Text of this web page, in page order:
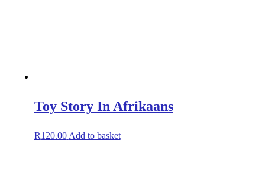
Toy Story In Afrikaans
R120.00 Add to basket